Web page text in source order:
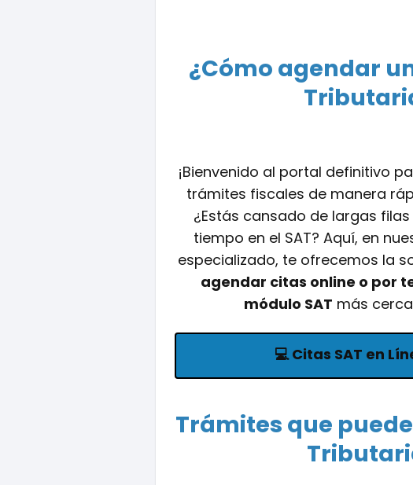
¿Cómo agendar
¡Bienvenido al portal definitivo
trámites fiscales de manera
¿Estás cansado de largas
tiempo en el SAT? Aquí, en
especializado, te ofrecemos la
agendar citas online o por
módulo SAT más
💻Citas SAT en
Trámites que